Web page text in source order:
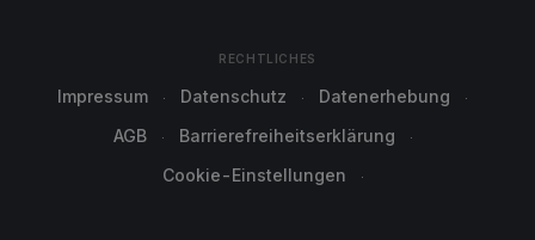
RECHTLICHES
Impressum Datenschutz
Datenerhebung
AGB
Barrierefreiheitserklärung
Cookie-Einstellungen